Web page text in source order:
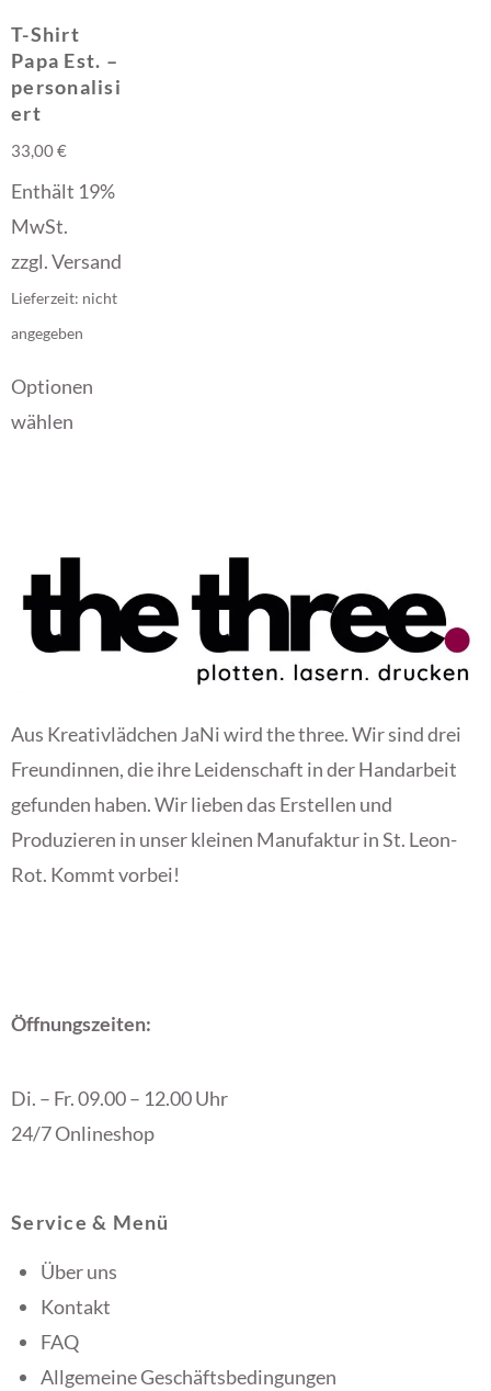
T-Shirt
Papa Est. –
personalisi
ert
33,00€
Enthält 19%
MwSt.
zzgl.Versand
Lieferzeit: nicht
angegeben
Optionen
wählen
Aus Kreativlädchen JaNi wird the three. Wir sind drei
Freundinnen, die ihre Leidenschaft in der Handarbeit
gefunden haben. Wir lieben das Erstellen und
Produzieren in unser kleinen Manufaktur in St. Leon-
Rot. Kommt vorbei!
Öffnungszeiten:
Di. – Fr. 09.00 – 12.00 Uhr
24/7 Onlineshop
Service & Menü
Über uns
Kontakt
FAQ
Allgemeine Geschäftsbedingungen